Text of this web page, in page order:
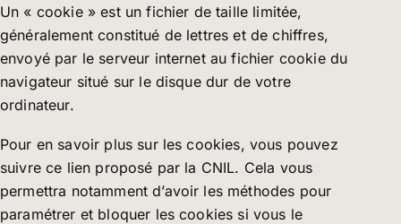
Un « cookie » est un fichier de taille limitée,
généralement constitué de lettres et de chiffres,
envoyé par le serveur internet au fichier cookie du
navigateur situé sur le disque dur de votre
ordinateur.
Pour en savoir plus sur les cookies, vous pouvez
suivre ce lien proposé par la CNIL. Cela vous
permettra notamment d’avoir les méthodes pour
paramétrer et bloquer les cookies si vous le